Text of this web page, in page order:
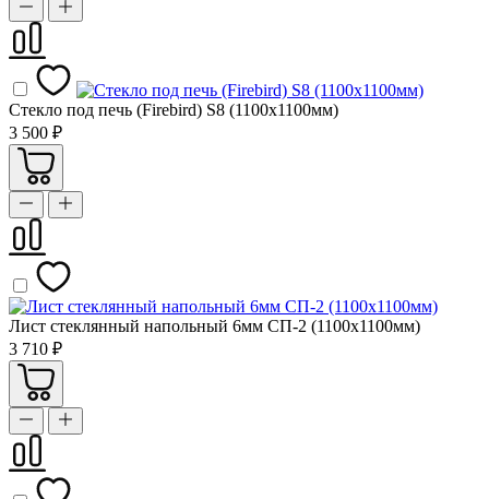
Стекло под печь (Firebird) S8 (1100х1100мм)
3 500 ₽
Лист стеклянный напольный 6мм СП-2 (1100х1100мм)
3 710 ₽